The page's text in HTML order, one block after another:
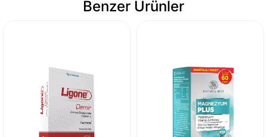
Benzer Ürünler